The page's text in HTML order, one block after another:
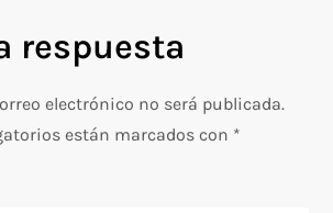
respuesta
electrónico no será publicada.
están marcados con *